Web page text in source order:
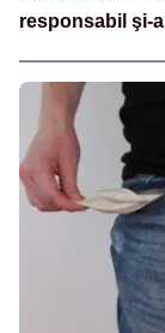
responsabil şi-